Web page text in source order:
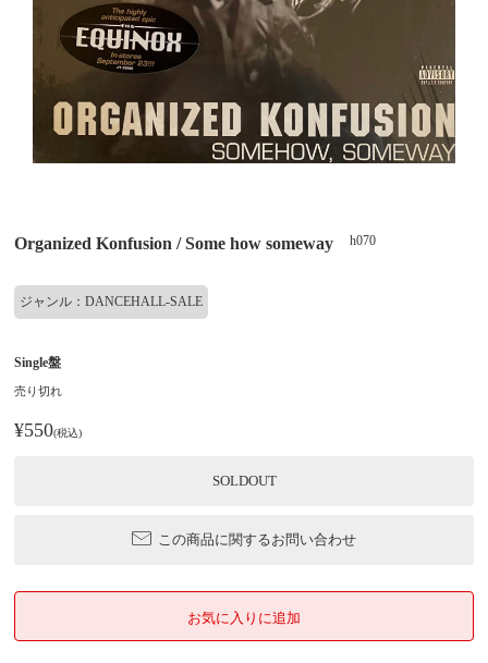
Organized Konfusion / Some how someway h070
ジャンル：DANCEHALL-SALE
Single盤
売り切れ
¥550(税込)
SOLDOUT
この商品に関するお問い合わせ